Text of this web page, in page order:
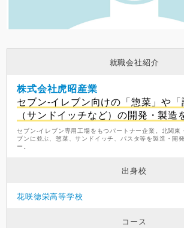
就職会社紹介
株式会社虎昭産業
セブン-イレブン向けの「惣菜」や「
（サンドイッチなど）の開発・製造
セブン-イレブン専用工場をもつパートナー企業。北関東
ブンに並ぶ、惣菜、サンドイッチ、パスタ等を製造・開
ー。
出身校
花咲徳栄高等学校
コース